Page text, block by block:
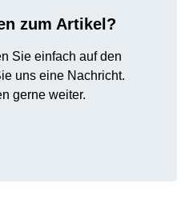
zum Artikel?
Sie einfach auf den
uns eine Nachricht.
gerne weiter.